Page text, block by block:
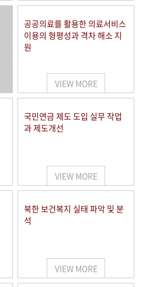
공공의료를 활용한 의료서비스
이용의 형평성과 격차 해소 지
원
VIEW MORE
국민연금 제도 도입 실무 작업
과 제도개선
VIEW MORE
북한 보건복지 실태 파악 및 분
석
VIEW MORE